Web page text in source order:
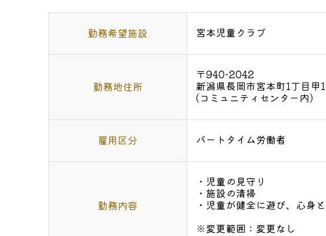
勤務希望施設 宮本児童クラブ
勤務地住所
〒940-2042
新潟県長岡市宮本町1丁目甲
(コミュニティセンター内)
雇用区分 パートタイム労働者
勤務内容
・児童の見守り
・施設の清掃
・児童が健全に遊び、心身
※変更範囲：変更なし